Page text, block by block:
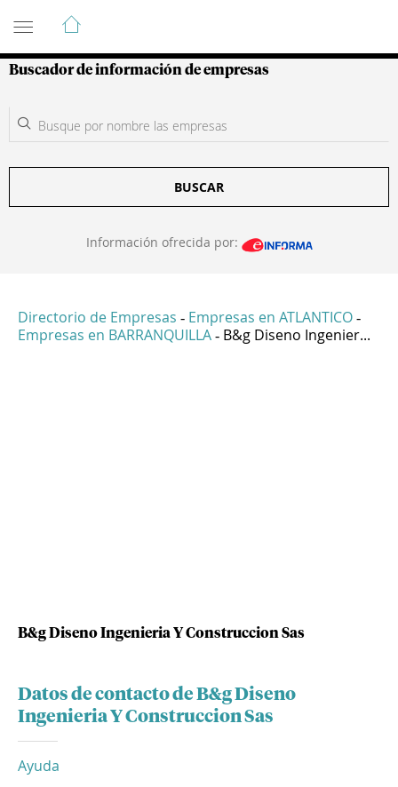
Guía de Empresas Colombianas
Buscador de información de empresas
BUSCAR
Información ofrecida por:
Directorio de Empresas - Empresas en ATLANTICO -
Empresas en BARRANQUILLA - B&g Diseno Ingenier...
B&g Diseno Ingenieria Y Construccion Sas
Datos de contacto de B&g Diseno
Ingenieria Y Construccion Sas
Ayuda